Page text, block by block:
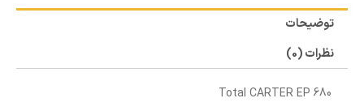
توضیحات
نظرات (0)
Total CARTER EP 680